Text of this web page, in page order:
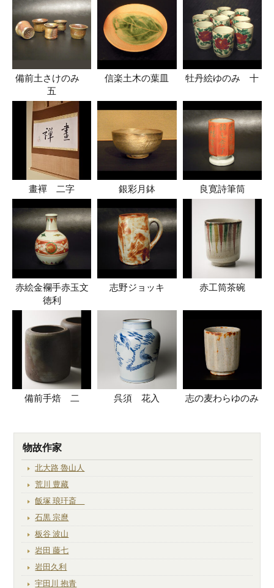
備前土さけのみ
五
信楽土木の葉皿 牡丹絵ゆのみ 十
畫襌 二字 銀彩月鉢 良寛詩筆筒
赤絵金襴手赤玉文
徳利
志野ジョッキ 赤工筒茶碗
備前手焙 二 呉須 花入 志の麦わらゆのみ
物故作家
北大路 魯山人
荒川 豊藏
飯塚 琅玕斎
石黒 宗麿
板谷 波山
岩田 藤七
岩田久利
宇田川 抱青